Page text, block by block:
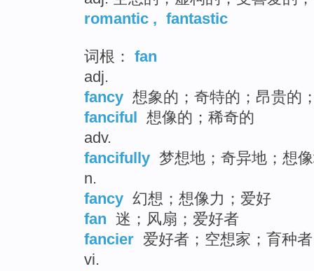
romantic , fantastic
词根： fan
adj.
fancy 想象的；奇特的；昂贵的
fanciful 想像的；稀奇的
adv.
fancifully 梦想地；奇异地；想
n.
fancy 幻想；想像力；爱好
fan 迷；风扇；爱好者
fancier 爱好者；空想家；育种者
vi.